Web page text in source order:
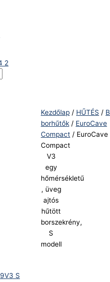
Kezdőlap / HŰTÉS /
borhűtők / EuroCave
Compact / EuroCave
Compact
V3
egy
hőmérsékletű
, üveg
ajtós
hűtött
borszekrény,
S
modell